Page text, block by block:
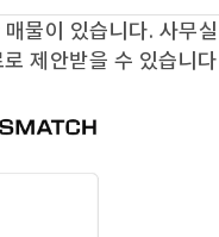
물이 있습니다. 사무
제안받을 수 있습니